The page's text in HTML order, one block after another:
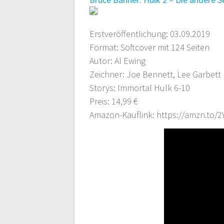
Erstveröffentlichung: 03.09.2019
Format: Softcover mit 124 Seiten
Autor: Al Ewing
Zeichner: Joe Bennett, Lee Garbett
Storys: Immortal Hulk 6-10
Preis: 14,99 €
Amazon-Kauflink: https://amzn.to/